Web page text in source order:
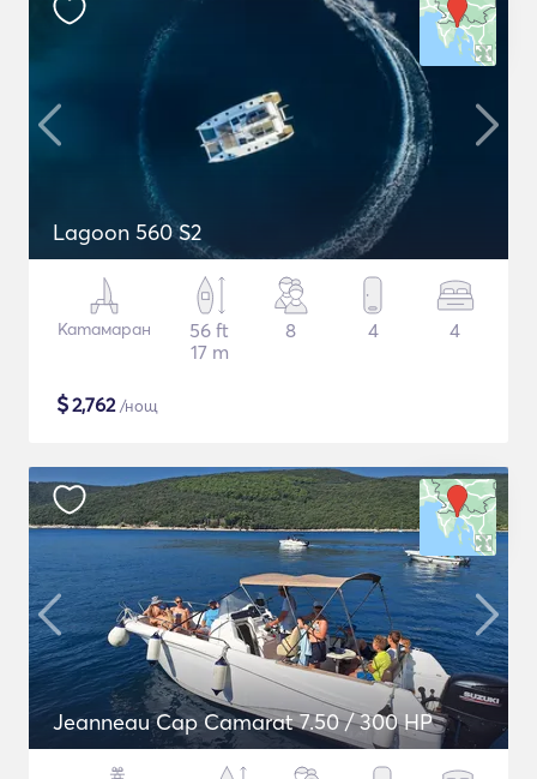
Lagoon 560 S2
Катамаран
56 ft
17 m
8 4 4
$2,762/нощ
Jeanneau Cap Camarat 7.50 / 300 HP